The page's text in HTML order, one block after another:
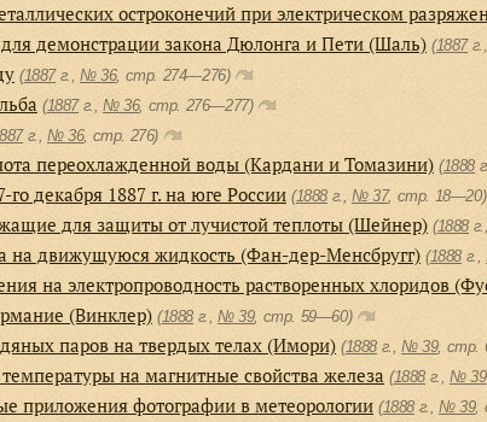
остроконечий при электрическом
демонстрации закона Дюлонга и Пети (Шаль) (1887
(1887г.,№ 36, cтр. 274—276)
(1887г.,№ 36, cтр. 276—277)
г.,№ 36, cтр. 276)
переохлажденной воды (Кардани и Томазини) (1888
го декабря 1887 г. на юге России (1888 г.,№ 37, cтр. 18—20)
для защиты от лучистой теплоты (Шейнер) (1888
на движущуюся жидкость (Фан-дер-Менсбругг) (1888 г.,
на электропроводность растворенных хлоридов
(Винклер) (1888 г.,№ 39, cтр. 59—60)
паров на твердых телах (Имори) (1888 г.,№ 39, cтр.
на магнитные свойства железа (1888 г.,№ 39
приложения фотографии в метеорологии (1888 г.,№ 39,